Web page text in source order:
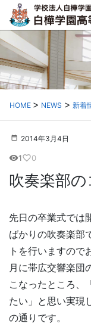
HOME NEWS 新着
2014年3月4日
visibility1favorite_border0
吹奏楽部
先日の卒業式では
ばかりの吹奏楽部
トを行いますので
月に帯広交響楽団
こなったところ、
たい」と思い実現
の通りです。